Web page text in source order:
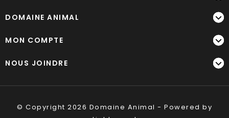
DOMAINE ANIMAL
MON COMPTE
NOUS JOINDRE
© Copyright 2026 Domaine Animal - Powered by